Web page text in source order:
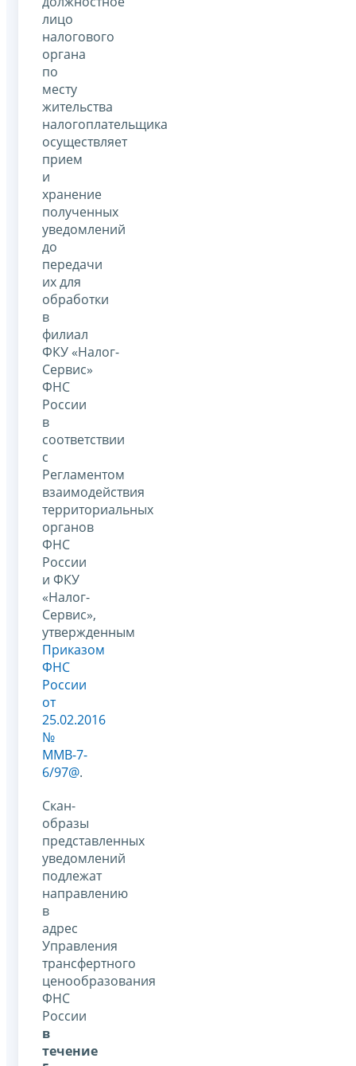
лицо
налогового
органа
по
месту
жительства
налогоплательщика
осуществляет
прием
и
хранение
полученных
уведомлений
до
передачи
их для
обработки
в
филиал
ФКУ «Налог-
Сервис»
ФНС
России
в
соответствии
с
Регламентом
взаимодействия
территориальных
органов
ФНС
России
и ФКУ
«Налог-
Сервис»,
утвержденным
Приказом
ФНС
России
от
25.02.2016
№
ММВ-7-
6/97@.
Скан-
образы
представленных
уведомлений
подлежат
направлению
в
адрес
Управления
трансфертного
ценообразования
ФНС
России
в
течение